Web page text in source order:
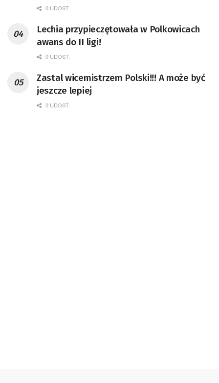
0 UDOST.
Lechia przypieczętowała w Polkowicach
awans do II ligi!
0 UDOST.
Zastal wicemistrzem Polski!!! A może być
jeszcze lepiej
0 UDOST.